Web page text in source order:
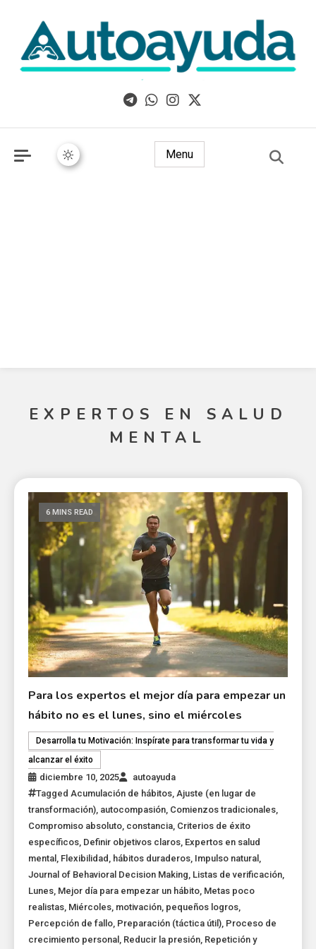
Menu
EXPERTOS EN SALUD
MENTAL
6 MINS READ
Para los expertos el mejor día para empezar un
hábito no es el lunes, sino el miércoles
Desarrolla tu Motivación: Inspírate para transformar tu vida y
alcanzar el éxito
diciembre 10, 2025
autoayuda
Tagged Acumulación de hábitos Ajuste (en lugar de
transformación) autocompasión Comienzos tradicionales
Compromiso absoluto constancia Criterios de éxito
específicos Definir objetivos claros Expertos en salud
mental Flexibilidad hábitos duraderos Impulso natural
Journal of Behavioral Decision Making Listas de verificación
Lunes Mejor día para empezar un hábito Metas poco
realistas Miércoles motivación pequeños logros
Percepción de fallo Preparación (táctica útil) Proceso de
crecimiento personal Reducir la presión Repetición y